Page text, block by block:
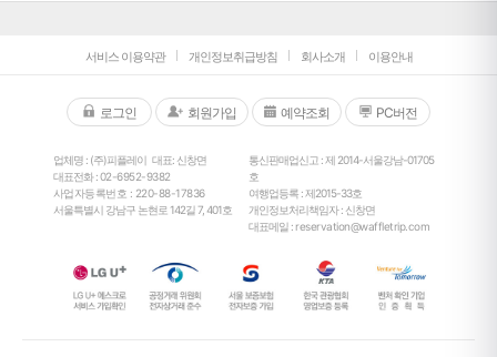
서비스 이용약관 개인정보취급방침 회사소개 이용안내
로그인 회원가입 예약조회 PC버전
업체명 : (주)피플레이 대표: 신창면
대표전화 :02-6952-9382
사업자등록번호 : 220-88-17836
서울특별시 강남구 논현로 142길 7, 401호
통신판매업신고 : 제 2014-서울강남-01705
호
여행업등록 : 제2015-33호
개인정보처리책임자 : 신창면
대표메일 :reservation@waffletrip.com